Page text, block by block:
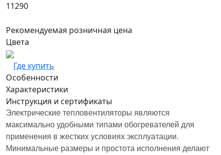
11290
Рекомендуемая розничная цена
Цвета
Где купить
Особенности
Характеристики
Инструкция и сертификаты
Электрические тепловентиляторы являются
максимально удобными типами обогревателей для
применения в жестких условиях эксплуатации.
Минимальные размеры и простота исполнения делают